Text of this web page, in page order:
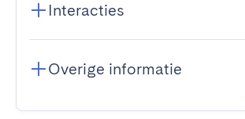
Interacties
Overige informatie